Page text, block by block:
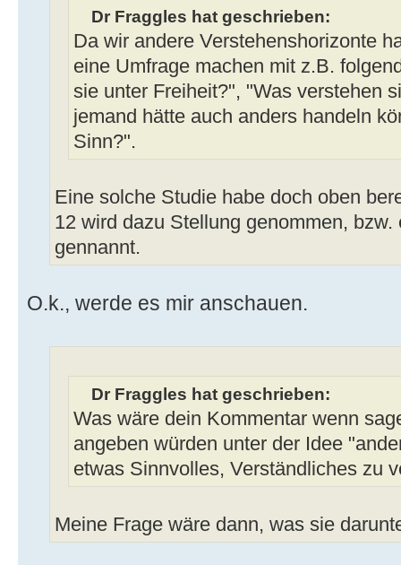
Dr Fraggles hat geschrieben:
Da wir andere Verstehenshorizonte
eine Umfrage machen mit z.B.
sie unter Freiheit?", "Was verstehen
jemand hätte auch anders handeln
Sinn?".
Eine solche Studie habe doch oben
12 wird dazu Stellung genommen,
gennannt.
O.k., werde es mir anschauen.
Dr Fraggles hat geschrieben:
Was wäre dein Kommentar wenn
angeben würden unter der Idee
etwas Sinnvolles, Verständliches zu
Meine Frage wäre dann, was sie